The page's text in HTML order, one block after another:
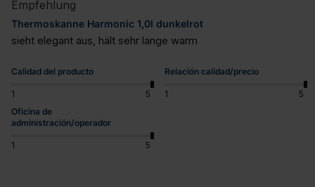
Empfehlung
Thermoskanne Harmonic 1,0l dunkelrot
sieht elegant aus, hält sehr lange warm
Calidad del producto
1 5
Relación calidad/precio
1
5
Oficina de
administración/operador
1 5